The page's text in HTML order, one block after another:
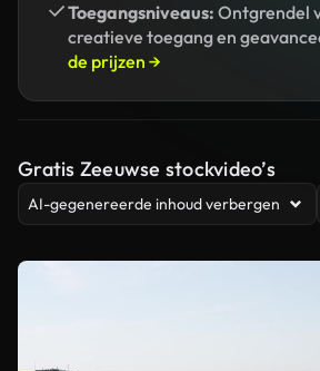
Toegangsniveaus: Ontgrendel
creatieve toegang en
de prijzen →
Gratis Zeeuwse stockvideo’s
AI-gegenereerde inhoud verbergen